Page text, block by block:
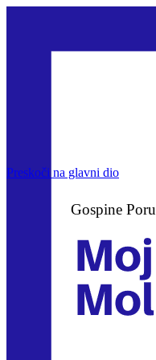
Preskoči na glavni dio
Gospine